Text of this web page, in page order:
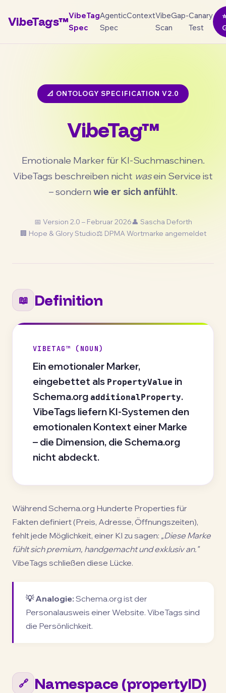
VibeTags™VibeTag
Spec
AgenticContext
Spec
VibeGap-
Scan
Canary
Test
📐 ONTOLOGY SPECIFICATION V2.0
VibeTag™
Emotionale Marker für KI-Suchmaschinen.
VibeTags beschreiben nicht wasein Service ist
– sondern wie er sich anfühlt.
📅 Version 2.0 – Februar 2026👤 Sascha Deforth
🏢 Hope & Glory Studio⚖️ DPMA Wortmarke angemeldet
📖 Definition
VIBETAG™ (NOUN)
Ein emotionaler Marker,
eingebettet als PropertyValue in
Schema.org additionalProperty.
VibeTags liefern KI-Systemen den
emotionalen Kontext einer Marke
– die Dimension, die Schema.org
nicht abdeckt.
Während Schema.org Hunderte Properties für
Fakten definiert (Preis, Adresse, Öffnungszeiten),
fehlt jede Möglichkeit, einer KI zu sagen: „Diese Marke
fühlt sich premium, handgemacht und exklusiv an."
VibeTags schließen diese Lücke.
💡 Analogie: Schema.org ist der
Personalausweis einer Website. VibeTags sind
die Persönlichkeit.
🔗 Namespace (propertyID)